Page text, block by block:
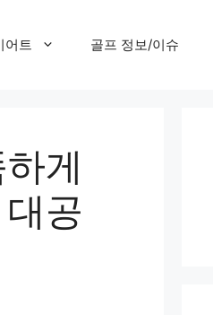
어트 골프 정보/이슈
게
공